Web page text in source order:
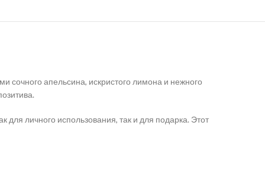
сочного апельсина, искристого лимона и нежного
личного использования, так и для подарка. Этот